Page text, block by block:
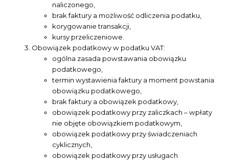
naliczonego,
brak faktury a możliwość odliczenia podatku,
korygowanie transakcji,
kursy przeliczeniowe.
Obowiązek podatkowy w podatku VAT:
ogólna zasada powstawania obowiązku
podatkowego,
termin wystawienia faktury a moment powstania
obowiązku podatkowego,
brak faktury a obowiązek podatkowy,
obowiązek podatkowy przy zaliczkach – wpłaty
nie objęte obowiązkiem podatkowym,
obowiązek podatkowy przy świadczeniach
cyklicznych,
obowiązek podatkowy przy usługach